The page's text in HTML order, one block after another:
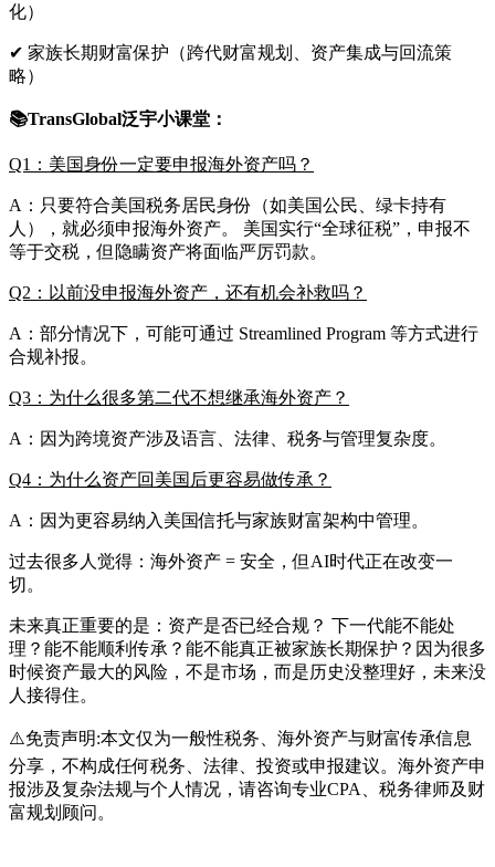
化）
✔ 家族长期财富保护（跨代财富规划、资产集成与回流策
略）
📚TransGlobal泛宇小课堂：
Q1：美国身份一定要申报海外资产吗？
A：只要符合美国税务居民身份（如美国公民、绿卡持有
人），就必须申报海外资产。 美国实行“全球征税”，申报不
等于交税，但隐瞒资产将面临严厉罚款。
Q2：以前没申报海外资产，还有机会补救吗？
A：部分情况下，可能可通过 Streamlined Program 等方式进行
合规补报。
Q3：为什么很多第二代不想继承海外资产？
A：因为跨境资产涉及语言、法律、税务与管理复杂度。
Q4：为什么资产回美国后更容易做传承？
A：因为更容易纳入美国信托与家族财富架构中管理。
过去很多人觉得：海外资产 = 安全，但AI时代正在改变一
切。
未来真正重要的是：资产是否已经合规？ 下一代能不能处
理？能不能顺利传承？能不能真正被家族长期保护？因为很多
时候资产最大的风险，不是市场，而是历史没整理好，未来没
人接得住。
⚠️免责声明:本文仅为一般性税务、海外资产与财富传承信息
分享，不构成任何税务、法律、投资或申报建议。海外资产申
报涉及复杂法规与个人情况，请咨询专业CPA、税务律师及财
富规划顾问。